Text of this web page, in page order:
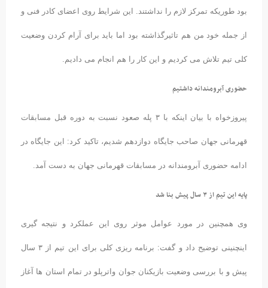
بود طوریکه تمرکز لازم را نداشتند. این شرایط روی اعضای کادر فنی و
از جمله خود من هم تاثیرگذاشته بود اما باید برای آرام کردن وضعیت
کلی تیم تلاش می کردیم و این کار را هم انجام می دادیم.
حضوری آبرومندانه داشتیم
پیروزخواه با بیان اینکه با ۳ پله صعود نسبت به دوره قبل مسابقات
قهرمانی جهان صاحب جایگاه دوازدهم شدیم، تاکید کرد: این جایگاه در
ادامه حضوری آبرومندانه در مسابقات قهرمانی جهان به دست آمد.
پایه این تیم از ۳ سال پیش بنا شد
وی همچنین در مورد عوامل موثر روی این عملکرد و نتیجه گیری
اینچنینی توضیح داد و گفت: برنامه ریزی کلی برای این تیم از ۳ سال
پیش و با بررسی وضعیت بازیکنان جوان واترپلو در تمام استان ها آغاز